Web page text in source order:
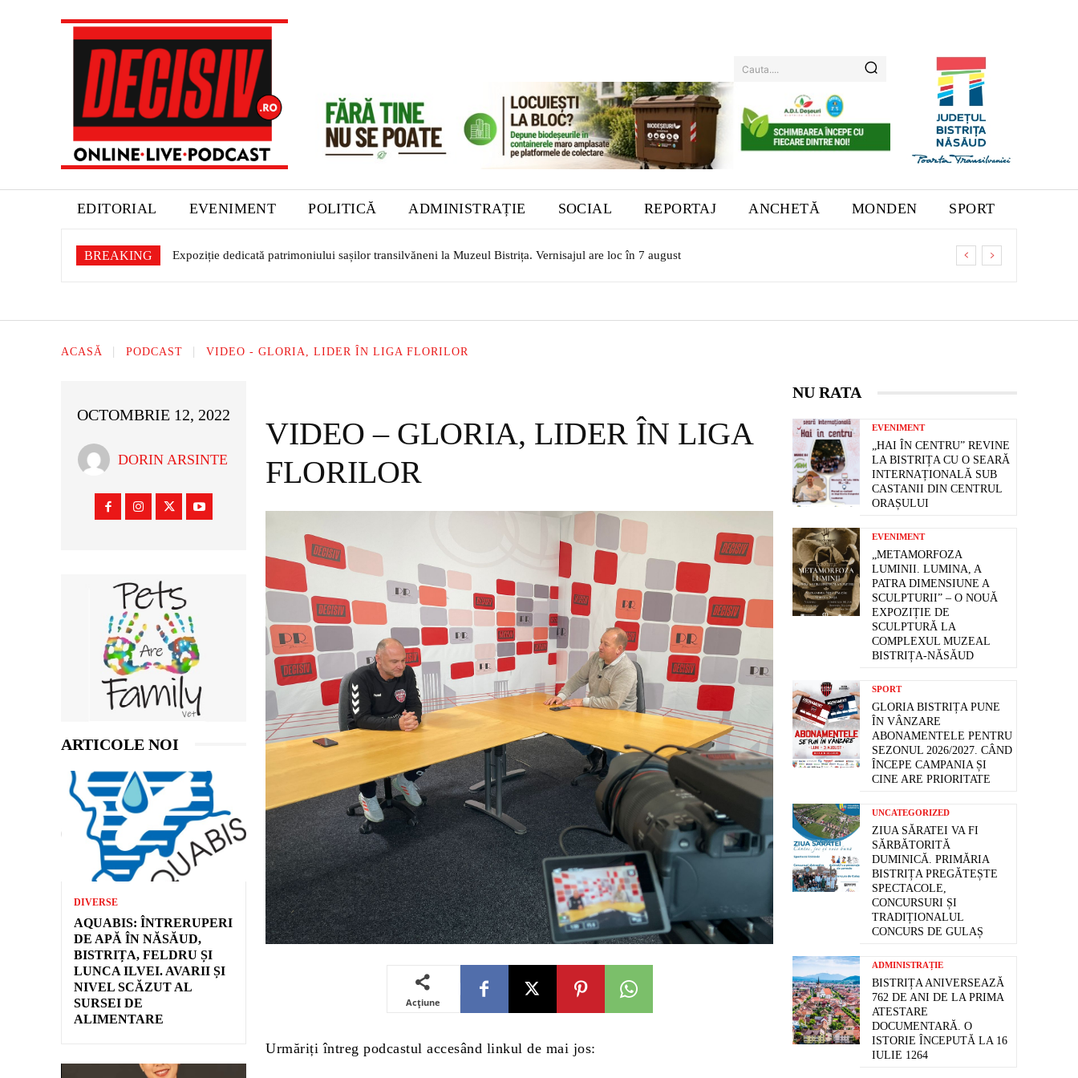
Cauta....
EDITORIAL EVENIMENT POLITICĂ ADMINISTRAȚIE SOCIAL REPORTAJ ANCHETĂ MONDEN SPORT
BREAKING Expoziție dedicată patrimoniului sașilor transilvăneni la Muzeul Bistrița. Vernisajul are loc în 7 august
ACASĂ PODCAST VIDEO - GLORIA, LIDER ÎN LIGA FLORILOR
OCTOMBRIE 12, 2022
DORIN ARSINTE
ARTICOLE NOI
DIVERSE
AQUABIS: ÎNTRERUPERI
DE APĂ ÎN NĂSĂUD,
BISTRIȚA, FELDRU ȘI
LUNCA ILVEI. AVARII ȘI
NIVEL SCĂZUT AL
SURSEI DE
ALIMENTARE
VIDEO – GLORIA, LIDER ÎN LIGA
FLORILOR
Acțiune
Urmăriți întreg podcastul accesând linkul de mai jos:
NU RATA
EVENIMENT
„HAI ÎN CENTRU” REVINE
LA BISTRIȚA CU O SEARĂ
INTERNAȚIONALĂ SUB
CASTANII DIN CENTRUL
ORAȘULUI
EVENIMENT
„METAMORFOZA
LUMINII. LUMINA, A
PATRA DIMENSIUNE A
SCULPTURII” – O NOUĂ
EXPOZIȚIE DE
SCULPTURĂ LA
COMPLEXUL MUZEAL
BISTRIȚA-NĂSĂUD
SPORT
GLORIA BISTRIȚA PUNE
ÎN VÂNZARE
ABONAMENTELE PENTRU
SEZONUL 2026/2027. CÂND
ÎNCEPE CAMPANIA ȘI
CINE ARE PRIORITATE
UNCATEGORIZED
ZIUA SĂRATEI VA FI
SĂRBĂTORITĂ
DUMINICĂ. PRIMĂRIA
BISTRIȚA PREGĂTEȘTE
SPECTACOLE,
CONCURSURI ȘI
TRADIȚIONALUL
CONCURS DE GULAȘ
ADMINISTRAȚIE
BISTRIȚA ANIVERSEAZĂ
762 DE ANI DE LA PRIMA
ATESTARE
DOCUMENTARĂ. O
ISTORIE ÎNCEPUTĂ LA 16
IULIE 1264